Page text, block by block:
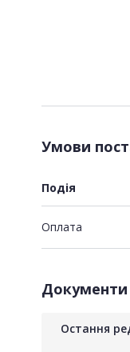
Умови
Подія
Оплата
Документи
Остання